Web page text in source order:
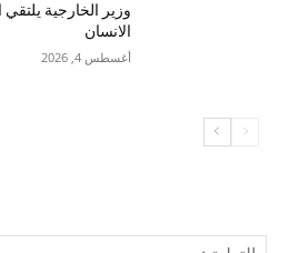
وزير الخارجية
الانسان
أغسطس 4, 2026